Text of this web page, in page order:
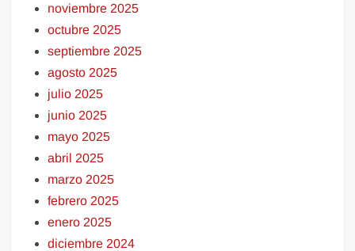
noviembre 2025
octubre 2025
septiembre 2025
agosto 2025
julio 2025
junio 2025
mayo 2025
abril 2025
marzo 2025
febrero 2025
enero 2025
diciembre 2024